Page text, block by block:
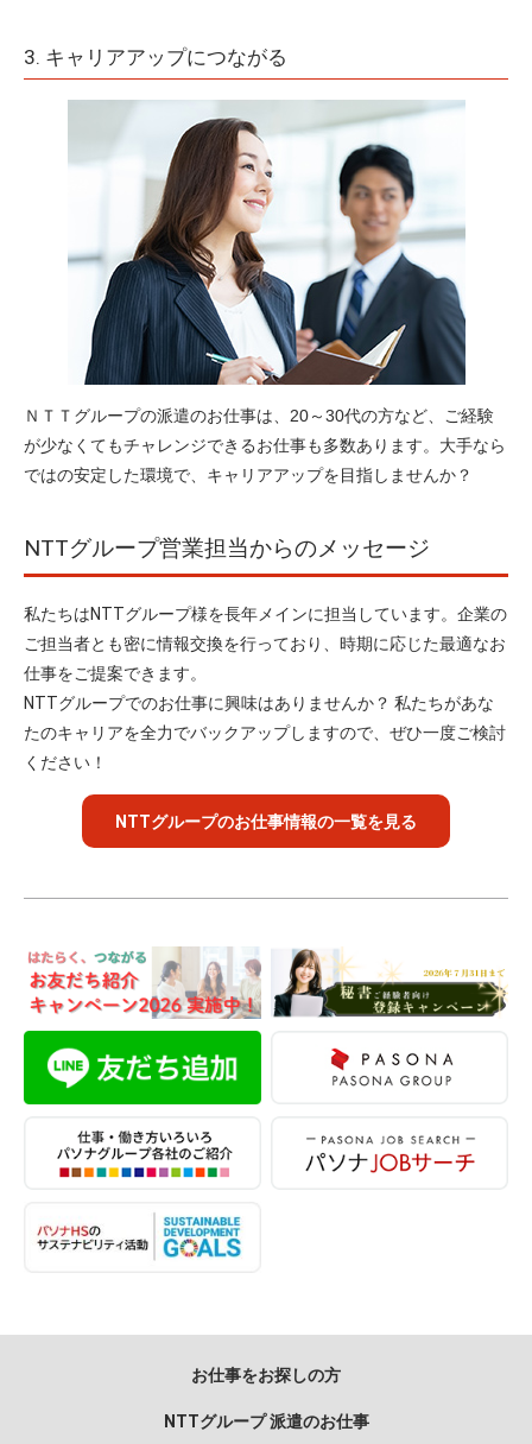
3. キャリアアップにつながる
ＮＴＴグループの派遣のお仕事は、20～30代の方など、
ご経験
が少なくてもチャレンジできるお仕事も多数あります。大手なら
ではの安定した環境で、キャリアアップを目指しませんか？
NTTグループ営業担当からのメッセージ
私たちはNTTグループ様を長年メインに担当しています。企業の
ご担当者とも密に情報交換を行っており、時期に応じた最適なお
仕事をご提案できます。
NTTグループでのお仕事に興味はありませんか？ 私たちがあな
たのキャリアを全力でバックアップしますので、ぜひ一度ご検討
ください！
NTTグループのお仕事情報の一覧を見る
お仕事をお探しの方
NTTグループ 派遣のお仕事